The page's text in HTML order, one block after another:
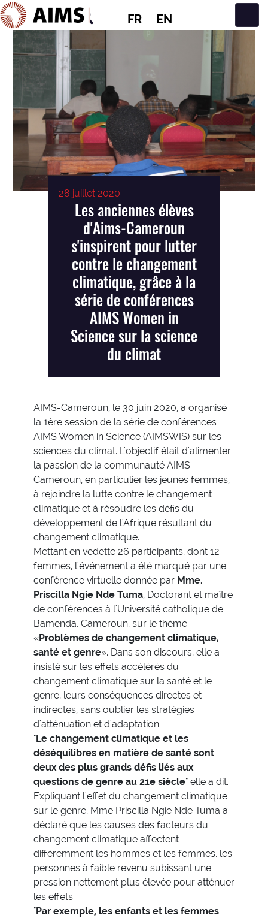
FR EN
Navigation principale
28 juillet 2020
Les anciennes élèves
d'Aims-Cameroun
s'inspirent pour lutter
contre le changement
climatique, grâce à la
série de conférences
AIMS Women in
Science sur la science
du climat
AIMS-Cameroun, le 30 juin 2020, a organisé
la 1ère session de la série de conférences
AIMS Women in Science (AIMSWIS) sur les
sciences du climat. L'objectif était d'alimenter
la passion de la communauté AIMS-
Cameroun, en particulier les jeunes femmes,
à rejoindre la lutte contre le changement
climatique et à résoudre les défis du
développement de l'Afrique résultant du
changement climatique.
Mettant en vedette 26 participants, dont 12
femmes, l'événement a été marqué par une
conférence virtuelle donnée par Mme.
Priscilla Ngie Nde Tuma, Doctorant et maître
de conférences à l'Université catholique de
Bamenda, Cameroun, sur le thème
«Problèmes de changement climatique,
santé et genre». Dans son discours, elle a
insisté sur les effets accélérés du
changement climatique sur la santé et le
genre, leurs conséquences directes et
indirectes, sans oublier les stratégies
d'atténuation et d'adaptation.
"Le changement climatique et les
déséquilibres en matière de santé sont
deux des plus grands défis liés aux
questions de genre au 21e siècle" elle a dit.
Expliquant l'effet du changement climatique
sur le genre, Mme Priscilla Ngie Nde Tuma a
déclaré que les causes des facteurs du
changement climatique affectent
différemment les hommes et les femmes, les
personnes à faible revenu subissant une
pression nettement plus élevée pour atténuer
les effets.
"Par exemple, les enfants et les femmes